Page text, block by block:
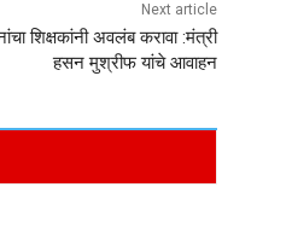
Next article
शिक्षकांनी अवलंब करावा :मंत्री
हसन मुश्रीफ यांचे आवाहन